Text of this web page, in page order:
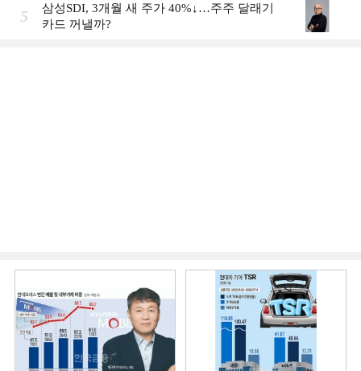
5
삼성SDI, 3개월 새 주가 40%↓…주주 달래기
카드 꺼낼까?